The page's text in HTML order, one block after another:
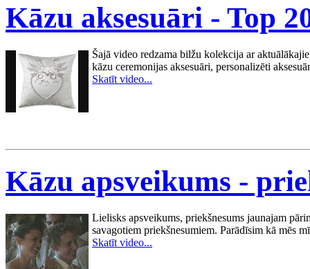
Kāzu aksesuāri - Top
Šajā video redzama bilžu kolekcija ar
kāzu ceremonijas aksesuāri, personalizēti
Skatīt video...
Kāzu apsveikums -
Lielisks apsveikums, priekšnesums jaunajam
savagotiem priekšnesumiem. Parādīsim kā mēs
Skatīt video...